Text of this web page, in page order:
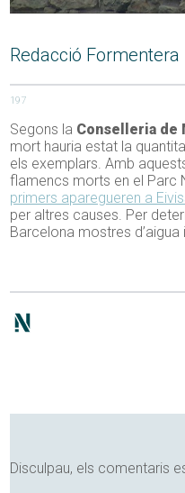
Redacció Formentera
197
Segons la Conselleria de
mort hauria estat la
els exemplars. Amb
flamencs morts en el Parc
primers aparegueren a
per altres causes. Per
Barcelona mostres
Disculpau, els comentaris